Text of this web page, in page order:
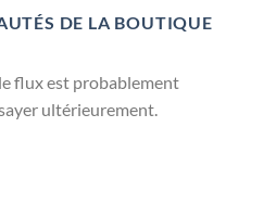
DE LA BOUTIQUE
flux est probablement
ultérieurement.